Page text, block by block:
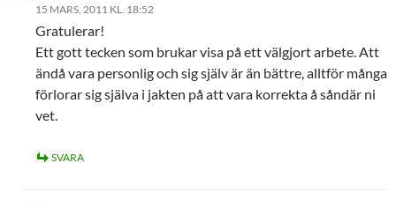
15 MARS, 2011 KL. 18:52
Gratulerar!
Ett gott tecken som brukar visa på ett välgjort arbete. Att
ändå vara personlig och sig själv är än bättre, alltför många
förlorar sig själva i jakten på att vara korrekta å såndär ni
vet.
SVARA